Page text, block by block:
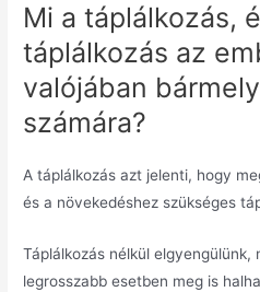
Mi a táplálkozás,
táplálkozás az
valójában
számára?
A táplálkozás azt jelenti, hogy
és a növekedéshez szükséges
Táplálkozás nélkül elgyengülünk,
legrosszabb esetben meg is